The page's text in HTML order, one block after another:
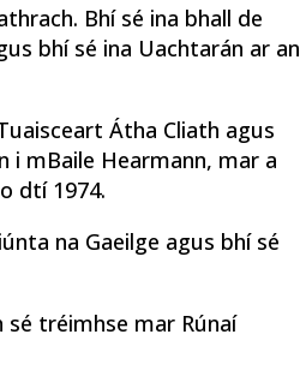
Bhí sé ina bhall de
bhí sé ina Uachtarán ar an
Átha Cliath agus
i mBaile Hearmann, mar a
dtí 1974.
na Gaeilge agus bhí sé
sé tréimhse mar Rúnaí